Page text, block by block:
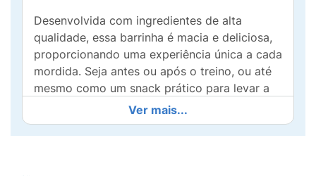
Desenvolvida com ingredientes de alta
qualidade, essa barrinha é macia e deliciosa,
proporcionando uma experiência única a cada
mordida. Seja antes ou após o treino, ou até
mesmo como um snack prático para levar a
qualquer lugar, a Barrinha Protein Bold é a
combinação perfeita de sabor e
funcionalidade.
Ver mais...